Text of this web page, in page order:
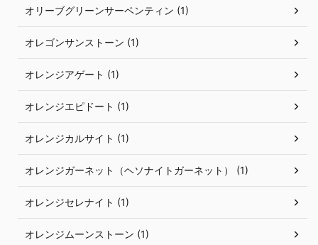
オリーブグリーンサーペンティン (1)
オレゴンサンストーン (1)
オレンジアゲート (1)
オレンジエピドート (1)
オレンジカルサイト (1)
オレンジガーネット（ヘソナイトガーネット） (1)
オレンジセレナイト (1)
オレンジムーンストーン (1)